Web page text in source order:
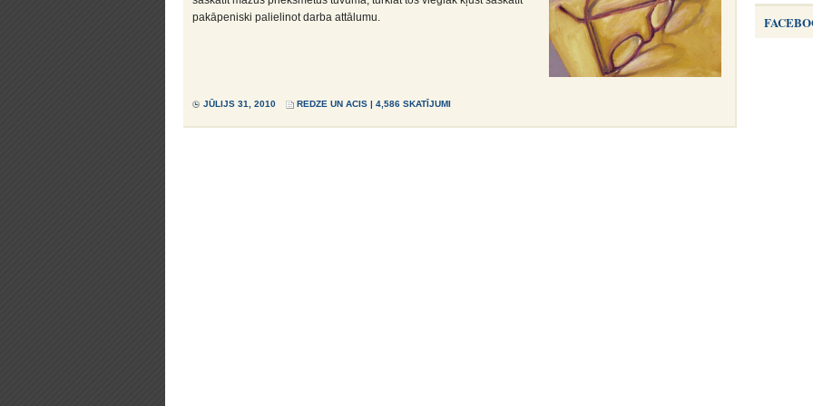
pakāpeniski palielinot darba attālumu.
JŪLIJS 31, 2010 REDZE UN ACIS | 4,586 SKATĪJUMI